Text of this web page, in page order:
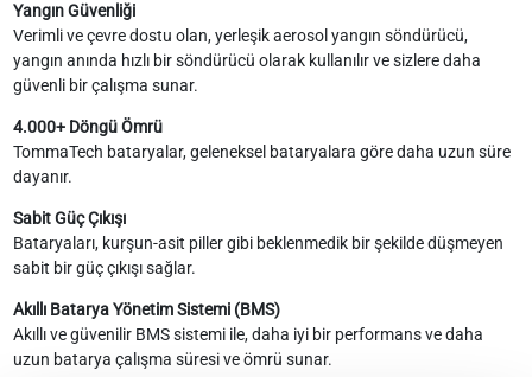
Yangın Güvenliği
Verimli ve çevre dostu olan, yerleşik aerosol yangın söndürücü,
yangın anında hızlı bir söndürücü olarak kullanılır ve sizlere daha
güvenli bir çalışma sunar.
4.000+ Döngü Ömrü
TommaTech bataryalar, geleneksel bataryalara göre daha uzun süre
dayanır.
Sabit Güç Çıkışı
Bataryaları, kurşun-asit piller gibi beklenmedik bir şekilde düşmeyen
sabit bir güç çıkışı sağlar.
Akıllı Batarya Yönetim Sistemi (BMS)
Akıllı ve güvenilir BMS sistemi ile, daha iyi bir performans ve daha
uzun batarya çalışma süresi ve ömrü sunar.